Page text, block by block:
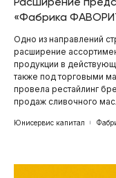
«Фабрика
Одно из направлений
расширение
продукции в
также под торговыми
провела рестайлинг
продаж сливочного
Юнисервис капитал